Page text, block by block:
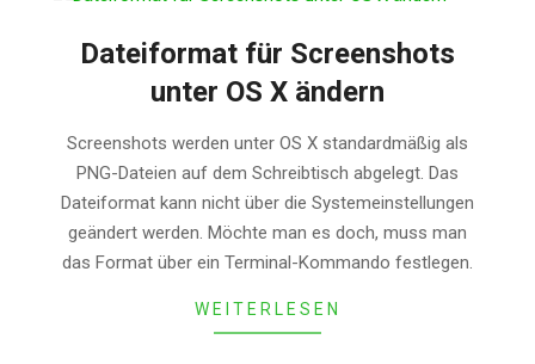
Dateiformat für Screenshots
unter OS X ändern
01-
Screenshots werden unter OS X standardmäßig als
PNG-Dateien auf dem Schreibtisch abgelegt. Das
Dateiformat kann nicht über die Systemeinstellungen
geändert werden. Möchte man es doch, muss man
das Format über ein Terminal-Kommando festlegen.
WEITERLESEN